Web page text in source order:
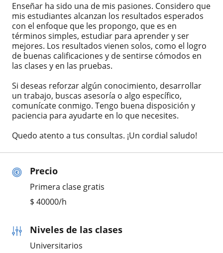
Precio
Primera clase gratis
$ 40000/h
Niveles de las clases
Universitarios
Enseñar ha sido una de mis pasiones. Considero que
mis estudiantes alcanzan los resultados esperados
con el enfoque que les propongo, que es en
términos simples, estudiar para aprender y ser
mejores. Los resultados vienen solos, como el logro
de buenas calificaciones y de sentirse cómodos en
las clases y en las pruebas.
Si deseas reforzar algún conocimiento, desarrollar
un trabajo, buscas asesoría o algo específico,
comunícate conmigo. Tengo buena disposición y
paciencia para ayudarte en lo que necesites.
Quedo atento a tus consultas. ¡Un cordial saludo!